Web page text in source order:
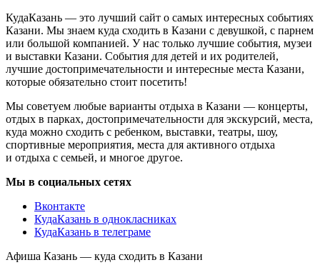
КудаКазань — это лучший сайт о самых интересных событиях
Казани. Мы знаем куда сходить в Казани с девушкой, с парнем
или большой компанией. У нас только лучшие события, музеи
и выставки Казани. События для детей и их родителей,
лучшие достопримечательности и интересные места Казани,
которые обязательно стоит посетить!
Мы советуем любые варианты отдыха в Казани — концерты,
отдых в парках, достопримечательности для экскурсий, места,
куда можно сходить с ребенком, выставки, театры, шоу,
спортивные мероприятия, места для активного отдыха
и отдыха с семьей, и многое другое.
Мы в социальных сетях
Вконтакте
КудаКазань в однокласниках
КудаКазань в телеграме
Афиша Казань — куда сходить в Казани